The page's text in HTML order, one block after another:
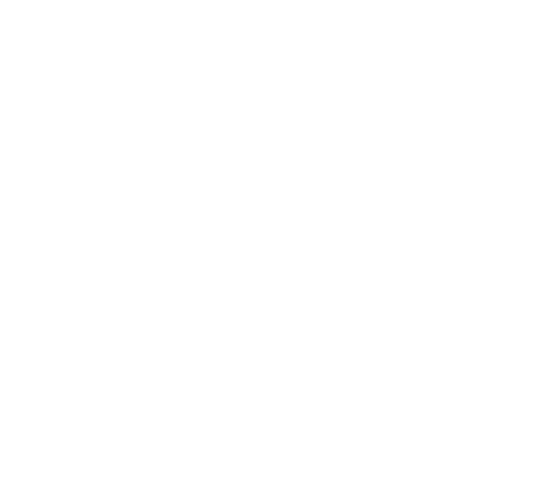
account_key, format, compression,